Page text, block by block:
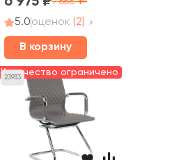
5.0оценок (2)
В корзину
23933
Количество ограничено